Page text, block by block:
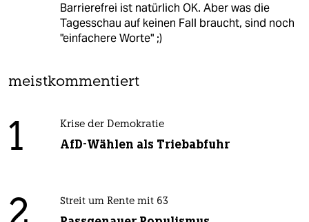
Barrierefrei ist natürlich OK. Aber was die
Tagesschau auf keinen Fall braucht, sind noch
"einfachere Worte" ;)
meistkommentiert
1 Krise der Demokratie
AfD-Wählen als Triebabfuhr
Streit um Rente mit 63